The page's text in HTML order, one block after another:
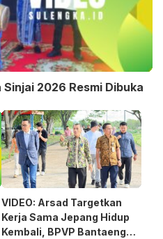
2026 Resmi Dibuka
VIDEO: Arsad Targetkan
Kerja Sama Jepang Hidup
Kembali, BPVP Bantaeng